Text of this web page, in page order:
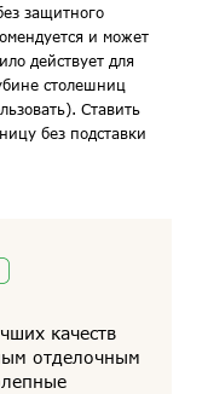
защитного
и может
действует для
столешниц
Ставить
без подставки
качеств
отделочным